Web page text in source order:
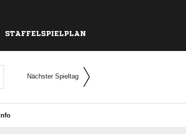
STAFFELSPIELPLAN
Nächster Spieltag
Info